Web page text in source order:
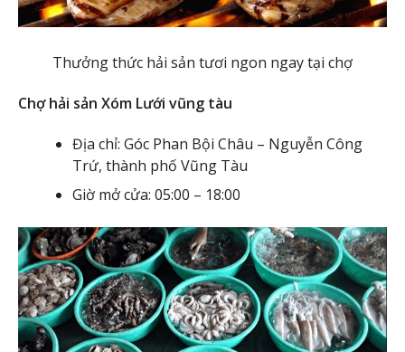
Thưởng thức hải sản tươi ngon ngay tại chợ
Chợ hải sản Xóm Lưới vũng tàu
Địa chỉ: Góc Phan Bội Châu – Nguyễn Công
Trứ, thành phố Vũng Tàu
Giờ mở cửa: 05:00 – 18:00